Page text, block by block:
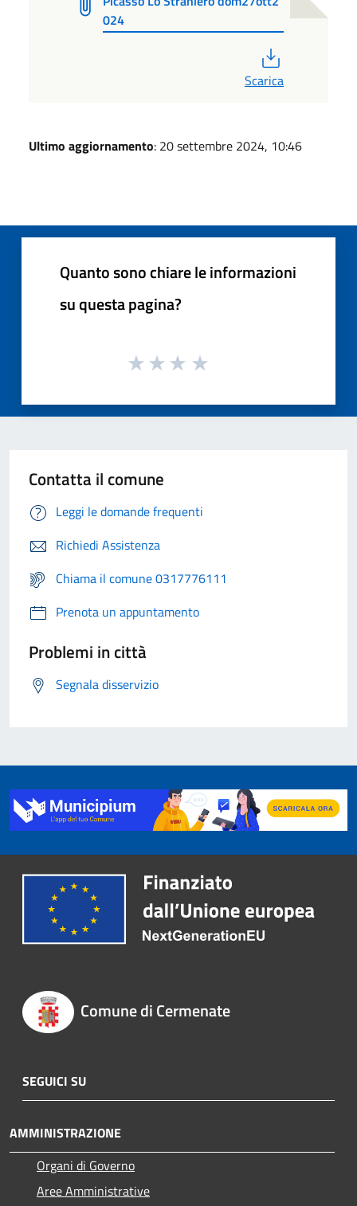
024
Scarica
Ultimo aggiornamento: 20 settembre 2024, 10:46
Quanto sono chiare le informazioni
su questa pagina?
Contatta il comune
Leggi le domande frequenti
Richiedi Assistenza
Chiama il comune 0317776111
Prenota un appuntamento
Problemi in città
Segnala disservizio
Comune di Cermenate
SEGUICI SU
AMMINISTRAZIONE
Organi di Governo
Aree Amministrative